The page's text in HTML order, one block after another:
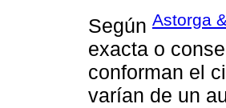
Según Astorga
exacta o
conforman el
varían de un